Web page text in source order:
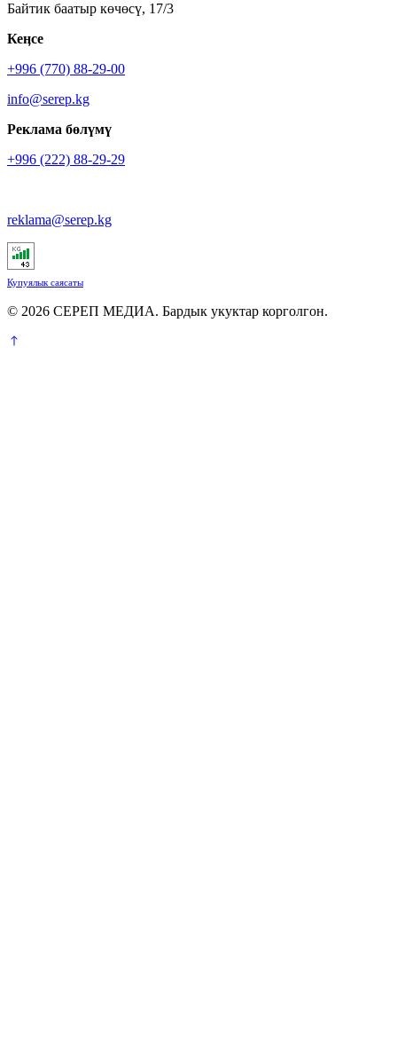
Байтик баатыр көчөсү, 17/3
Кеӊсе
+996 (770) 88-29-00
info@serep.kg
Реклама бөлүмү
+996 (222) 88-29-29
reklama@serep.kg
Купуялык саясаты
© 2026 СЕРЕП МЕДИА. Бардык укуктар корголгон.